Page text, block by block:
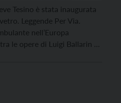
Tesino è stata inaugurata
Leggende Per Via.
nell’Europa
le opere di Luigi Ballarin e i